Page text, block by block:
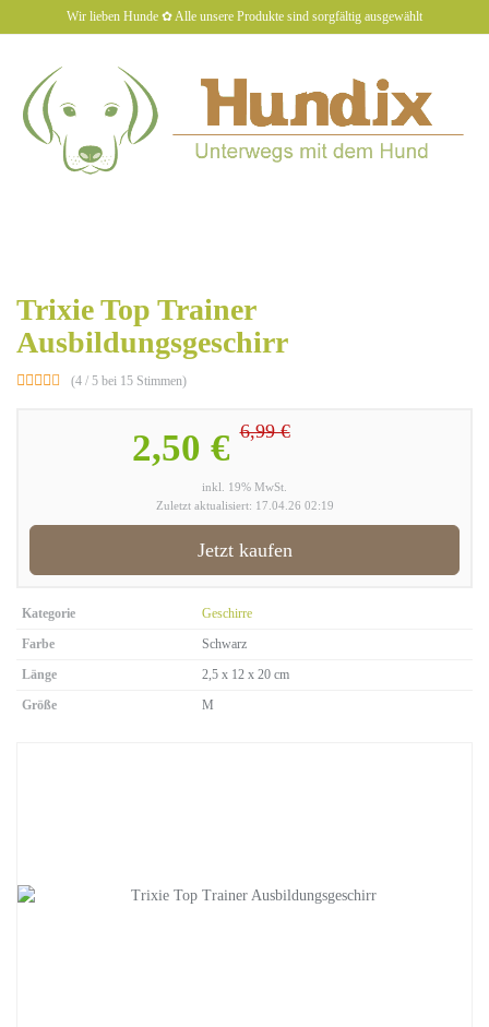
to
Wir lieben Hunde ✿ Alle unsere Produkte sind sorgfältig ausgewählt
Trixie Top Trainer
Ausbildungsgeschirr
(4 / 5 bei 15 Stimmen)
2,50 € 6,99 €
inkl. 19% MwSt.
Zuletzt aktualisiert: 17.04.26 02:19
Jetzt kaufen
Kategorie
Geschirre
Farbe
Schwarz
Länge
2,5 x 12 x 20 cm
Größe
M